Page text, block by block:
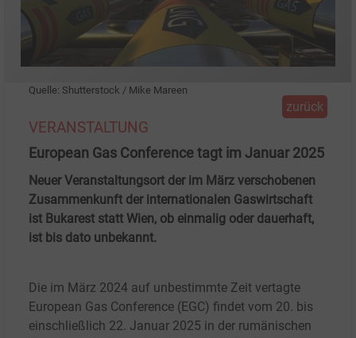
Quelle: Shutterstock / Mike Mareen
zurück
VERANSTALTUNG
European Gas Conference tagt im Januar 2025
Neuer Veranstaltungsort der im März verschobenen
Zusammenkunft der internationalen Gaswirtschaft
ist Bukarest statt Wien, ob einmalig oder dauerhaft,
ist bis dato unbekannt.
Die im März 2024 auf unbestimmte Zeit vertagte
European Gas Conference (EGC) findet vom 20. bis
einschließlich 22. Januar 2025 in der rumänischen